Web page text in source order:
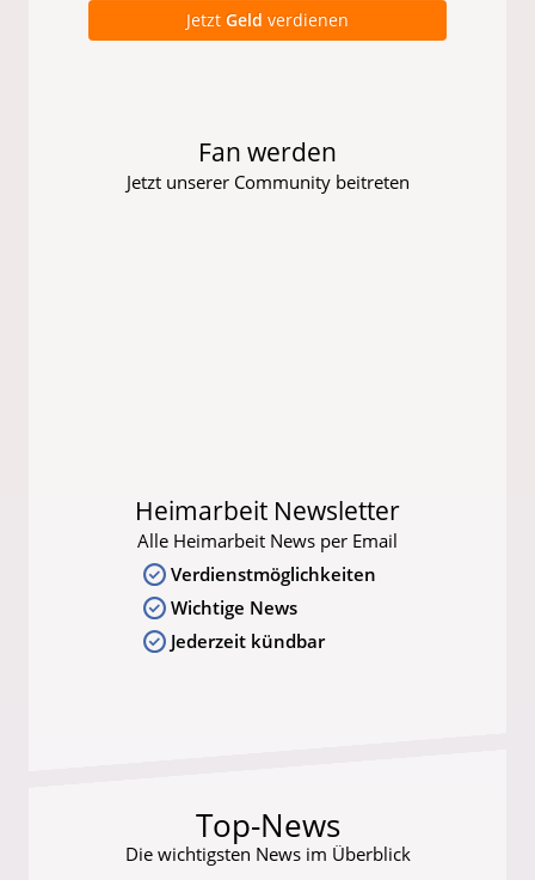
Jetzt Geld verdienen
Fan werden
Jetzt unserer Community beitreten
Heimarbeit Newsletter
Alle Heimarbeit News per Email
Verdienstmöglichkeiten
Wichtige News
Jederzeit kündbar
Top-News
Die wichtigsten News im Überblick